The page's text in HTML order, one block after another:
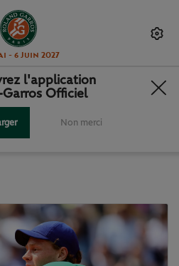
- 6 Juin 2027
EN IMAGES
l'application
Garros Officiel
Non merci